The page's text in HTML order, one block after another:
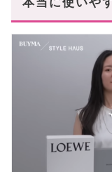
Coach(コー
PRADA(プ
【小銭が出
気のお財布2
MiuMiu(ミ
サンローラ
レット」
【コンパク